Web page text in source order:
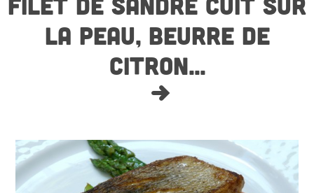
LA PEAU, BEURRE DE
CITRON...